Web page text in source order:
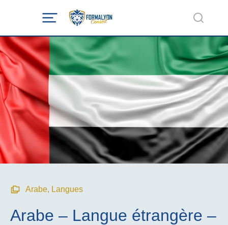
Arabe, Langues
Arabe – Langue étrangère –